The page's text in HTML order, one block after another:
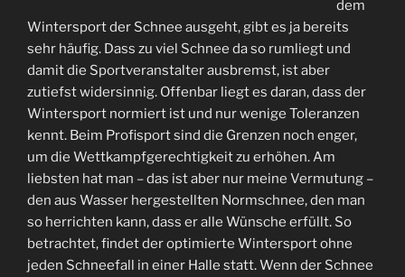
dem
Wintersport der Schnee ausgeht, gibt es ja bereits
sehr häufig. Dass zu viel Schnee da so rumliegt und
damit die Sportveranstalter ausbremst, ist aber
zutiefst widersinnig. Offenbar liegt es daran, dass der
Wintersport normiert ist und nur wenige Toleranzen
kennt. Beim Profisport sind die Grenzen noch enger,
um die Wettkampfgerechtigkeit zu erhöhen. Am
liebsten hat man – das ist aber nur meine Vermutung –
den aus Wasser hergestellten Normschnee, den man
so herrichten kann, dass er alle Wünsche erfüllt. So
betrachtet, findet der optimierte Wintersport ohne
jeden Schneefall in einer Halle statt. Wenn der Schnee